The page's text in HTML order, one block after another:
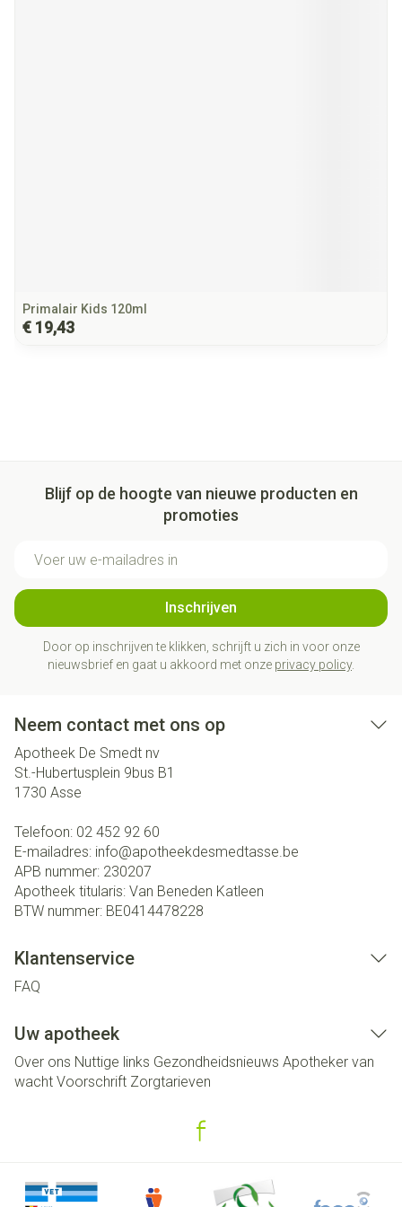
Primalair Kids 120ml
€ 19,43
Blijf op de hoogte van nieuwe producten en
promoties
Inschrijven
Door op inschrijven te klikken, schrijft u zich in voor onze
nieuwsbrief en gaat u akkoord met onze privacy policy.
Neem contact met ons op
Apotheek De Smedt nv
St.-Hubertusplein 9bus B1
1730 Asse
Telefoon: 02 452 92 60
E-mailadres: info@apotheekdesmedtasse.be
APB nummer: 230207
Apotheek titularis: Van Beneden Katleen
BTW nummer: BE0414478228
Klantenservice
FAQ
Uw apotheek
Over ons Nuttige links Gezondheidsnieuws Apotheker van
wacht Voorschrift Zorgtarieven